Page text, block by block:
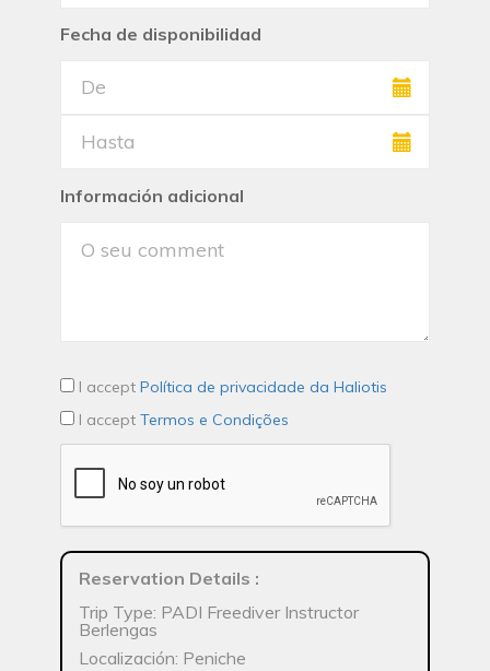
Fecha de disponibilidad
Información adicional
I accept Política de privacidade da Haliotis
I accept Termos e Condições
Reservation Details :
Trip Type: PADI Freediver Instructor
Berlengas
Localización: Peniche